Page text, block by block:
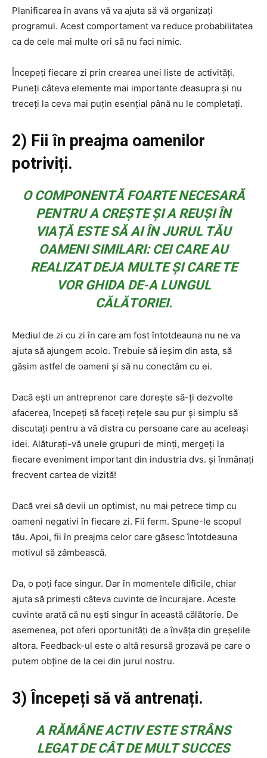
Planificarea în avans vă va ajuta să vă organizați
programul. Acest comportament va reduce probabilitatea
ca de cele mai multe ori să nu faci nimic.
Începeți fiecare zi prin crearea unei liste de activități.
Puneți câteva elemente mai importante deasupra și nu
treceți la ceva mai puțin esențial până nu le completați.
2) Fii în preajma oamenilor
potriviți.
O COMPONENTĂ FOARTE NECESARĂ
PENTRU A CREȘTE ȘI A REUȘI ÎN
VIAȚĂ ESTE SĂ AI ÎN JURUL TĂU
OAMENI SIMILARI: CEI CARE AU
REALIZAT DEJA MULTE ȘI CARE TE
VOR GHIDA DE-A LUNGUL
CĂLĂTORIEI.
Mediul de zi cu zi în care am fost întotdeauna nu ne va
ajuta să ajungem acolo. Trebuie să ieșim din asta, să
găsim astfel de oameni și să nu conectăm cu ei.
Dacă ești un antreprenor care dorește să-ți dezvolte
afacerea, începeți să faceți rețele sau pur și simplu să
discutați pentru a vă distra cu persoane care au aceleași
idei. Alăturați-vă unele grupuri de minți, mergeți la
fiecare eveniment important din industria dvs. și înmânați
frecvent cartea de vizită!
Dacă vrei să devii un optimist, nu mai petrece timp cu
oameni negativi în fiecare zi. Fii ferm. Spune-le scopul
tău. Apoi, fii în preajma celor care găsesc întotdeauna
motivul să zâmbească.
Da, o poți face singur. Dar în momentele dificile, chiar
ajuta să primești câteva cuvinte de încurajare. Aceste
cuvinte arată că nu ești singur în această călătorie. De
asemenea, pot oferi oportunități de a învăța din greșelile
altora. Feedback-ul este o altă resursă grozavă pe care o
putem obține de la cei din jurul nostru.
3) Începeți să vă antrenați.
A RĂMÂNE ACTIV ESTE STRÂNS
LEGAT DE CÂT DE MULT SUCCES